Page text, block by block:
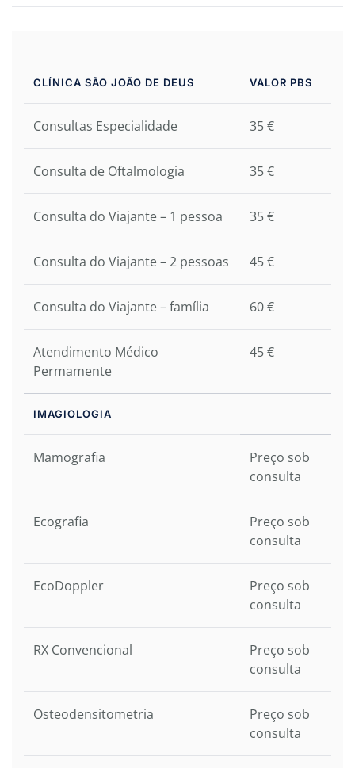
CLÍNICA SÃO JOÃO DE DEUS VALOR PBS
Consultas Especialidade 35 €
Consulta de Oftalmologia 35 €
Consulta do Viajante – 1 pessoa 35 €
Consulta do Viajante – 2 pessoas 45 €
Consulta do Viajante – família 60 €
Atendimento Médico
Permamente
45 €
IMAGIOLOGIA
Mamografia
Preço sob
consulta
Ecografia
Preço sob
consulta
EcoDoppler
Preço sob
consulta
RX Convencional
Preço sob
consulta
Osteodensitometria
Preço sob
consulta